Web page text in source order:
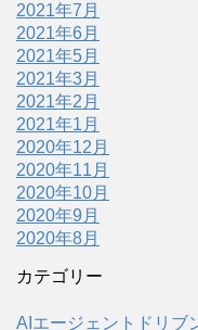
2021年7月
2021年6月
2021年5月
2021年3月
2021年2月
2021年1月
2020年12月
2020年11月
2020年10月
2020年9月
2020年8月
カテゴリー
AIエージェントドリブ